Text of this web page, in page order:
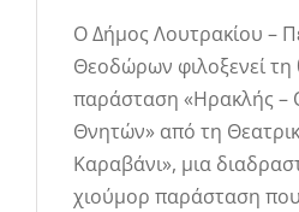
Ο Δήμος Λουτρακίου –
Θεοδώρων φιλοξενεί τη
παράσταση «Ηρακλής
Θνητών» από τη
Καραβάνι», μια
χιούμορ παράσταση